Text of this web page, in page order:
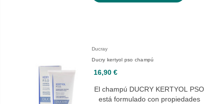
Ducray
Ducry kertyol pso champú
16,90 €
El champú DUCRY KERTYOL PSO
está formulado con propiedades